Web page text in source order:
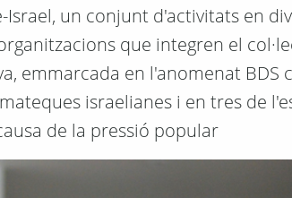
Israel, un conjunt d'activitats en
que integren el
emmarcada en l'anomenat BDS
israelianes i en tres de
de la pressió popular